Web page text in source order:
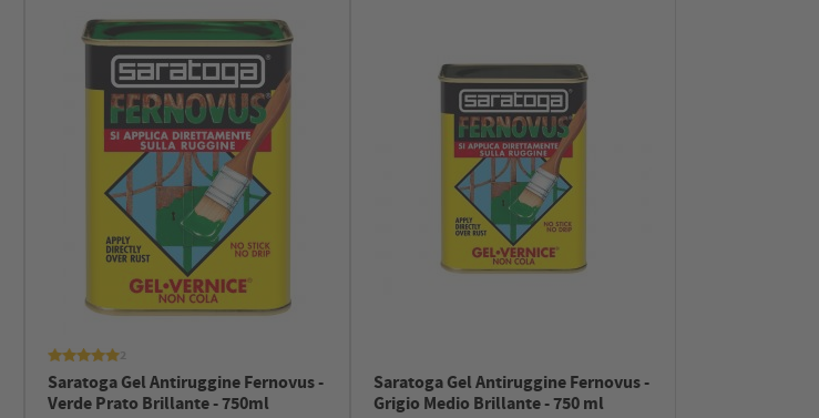
Saratoga Gel Antiruggine Fernovus -
Verde Prato Brillante - 750ml
Saratoga Gel Antiruggine Fernovus -
Grigio Medio Brillante - 750 ml